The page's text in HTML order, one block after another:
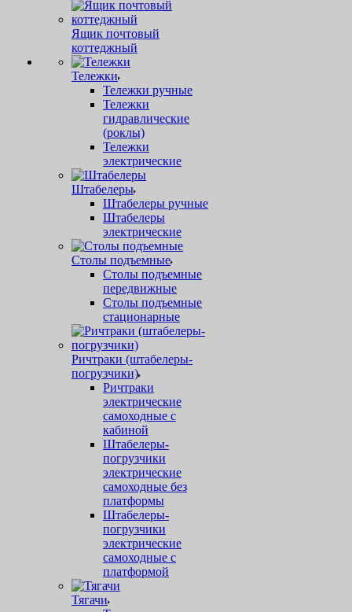
Ящик почтовый
коттеджный
Тележки
Тележки ручные
Тележки
гидравлические
(роклы)
Тележки
электрические
Штабелеры
Штабелеры ручные
Штабелеры
электрические
Столы подъемные
Столы подъемные
передвижные
Столы подъемные
стационарные
Ричтраки (штабелеры-
погрузчики)
Ричтраки
электрические
самоходные с
кабиной
Штабелеры-
погрузчики
электрические
самоходные без
платформы
Штабелеры-
погрузчики
электрические
самоходные с
платформой
Тягачи